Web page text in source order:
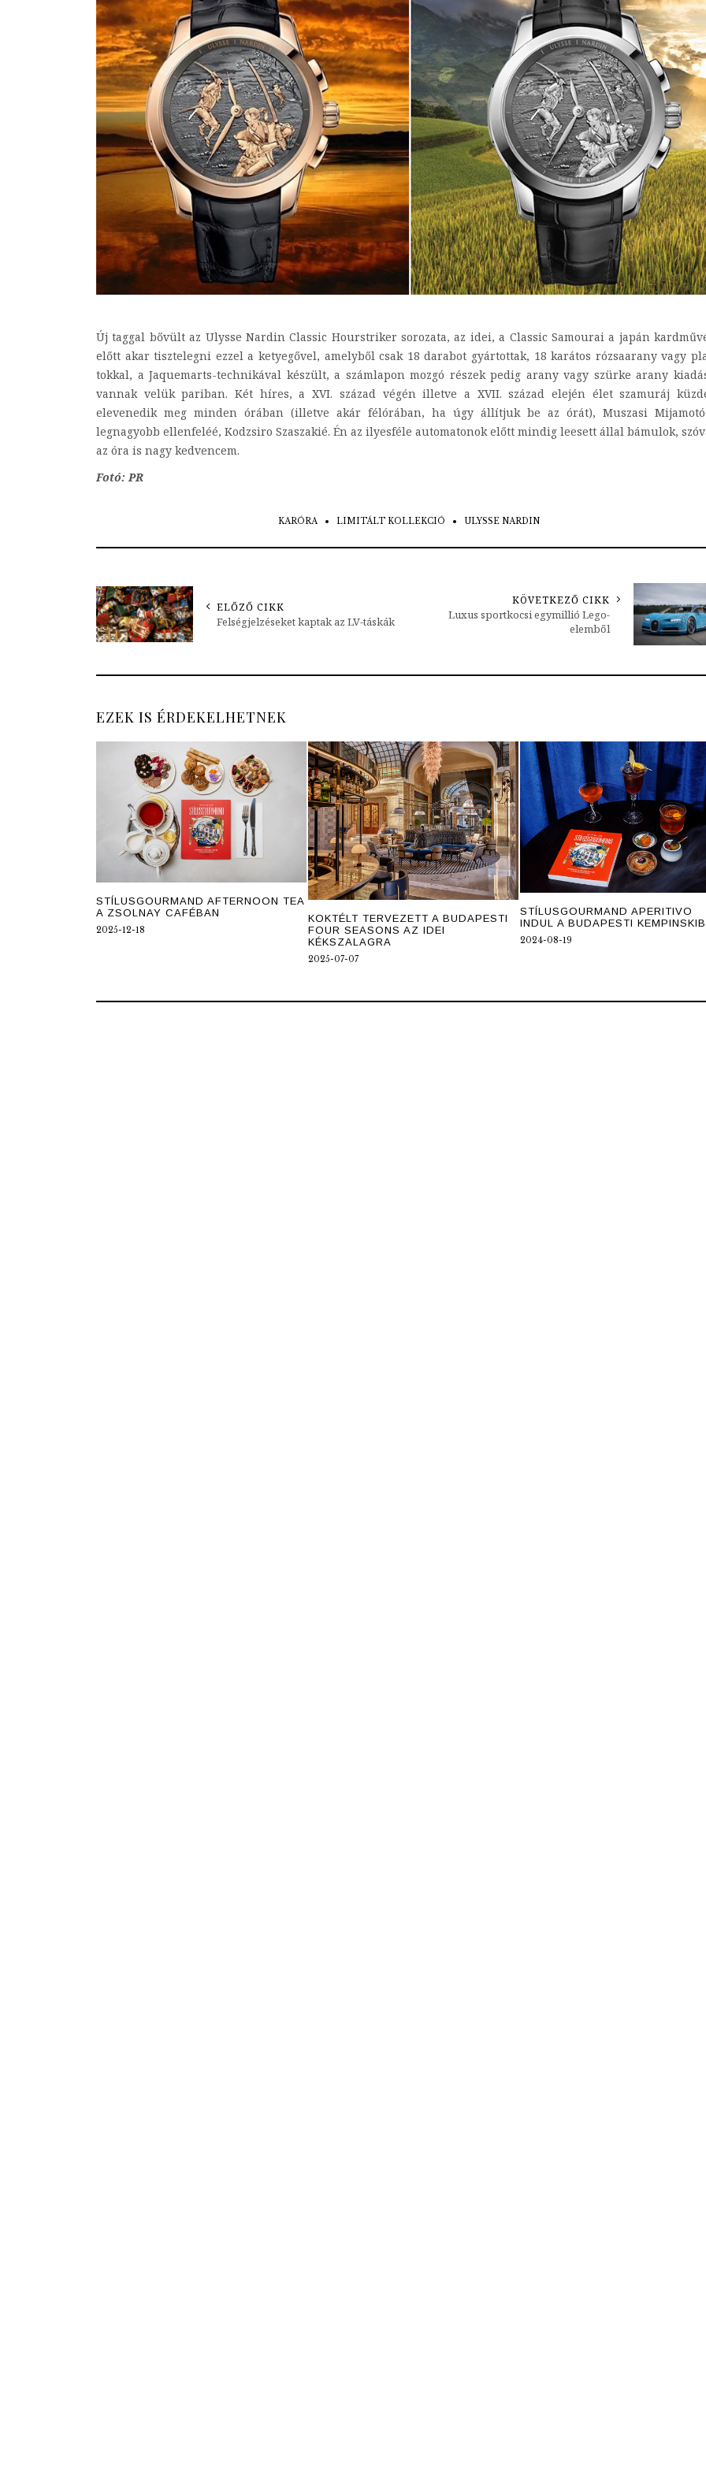
Új taggal bővült az Ulysse Nardin Classic Hourstriker sorozata, az idei, a Classic Samourai a japán
előtt akar tisztelegni ezzel a ketyegővel, amelyből csak 18 darabot gyártottak, 18 karátos rózsaarany vagy
tokkal, a Jaquemarts-technikával készült, a számlapon mozgó részek pedig arany vagy szürke arany
vannak velük pariban. Két híres, a XVI. század végén illetve a XVII. század elején élet szamuráj
elevenedik meg minden órában (illetve akár félórában, ha úgy állítjuk be az órát), Muszasi
legnagyobb ellenfeléé, Kodzsiro Szaszakié. Én az ilyesféle automatonok előtt mindig leesett állal bámulok,
az óra is nagy kedvencem.
Fotó: PR
KARÓRA LIMITÁLT KOLLEKCIÓ ULYSSE NARDIN
ELŐZŐ CIKK
Felségjelzéseket kaptak az LV-táskák
KÖVETKEZŐ CIKK
Luxus sportkocsi egymillió Lego-
elemből
EZEK IS ÉRDEKELHETNEK
STÍLUSGOURMAND AFTERNOON TEA
A ZSOLNAY CAFÉBAN
2025-12-18
KOKTÉLT TERVEZETT A BUDAPESTI
FOUR SEASONS AZ IDEI
KÉKSZALAGRA
2025-07-07
STÍLUSGOURMAND APERITIVO
INDUL A BUDAPESTI
2024-08-19